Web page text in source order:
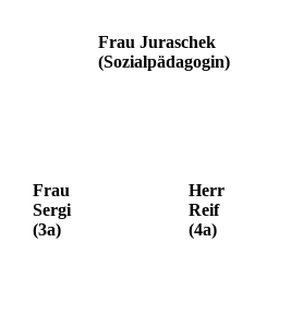
Frau Juraschek
(Sozialpädagogin)
Frau
Sergi
(3a)
Herr
Reif
(4a)